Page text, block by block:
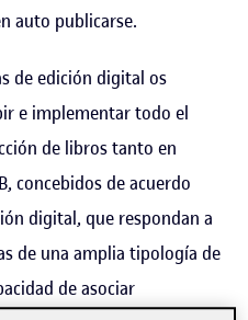
auto publicarse.
de edición digital os
e implementar todo el
de libros tanto en
concebidos de acuerdo
digital, que respondan a
de una amplia tipología de
de asociar